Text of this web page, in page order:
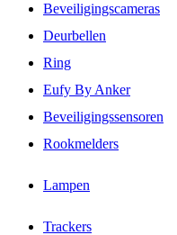
Beveiligingscameras
Deurbellen
Ring
Eufy By Anker
Beveiligingssensoren
Rookmelders
Lampen
Trackers